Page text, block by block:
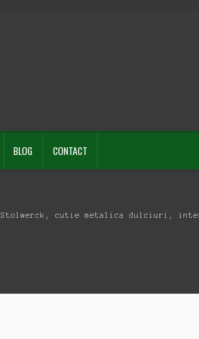
BLOG CONTACT
Stolwerck, cutie metalica dulciuri,